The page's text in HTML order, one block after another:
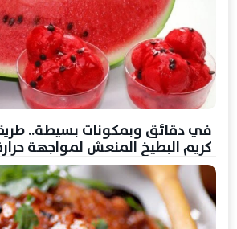
في دقائق وبمكونات بسيطة..
كريم البطيخ المنعش لمواجهة